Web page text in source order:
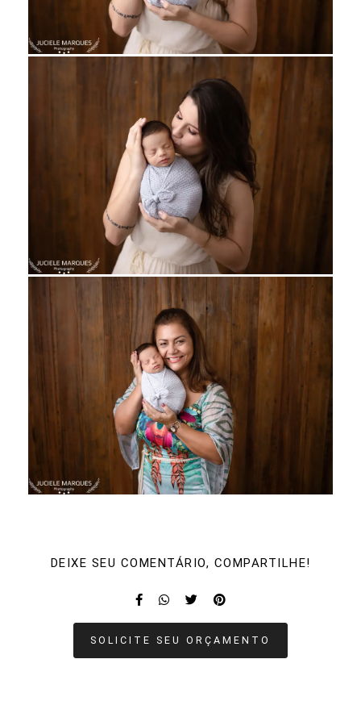
DEIXE SEU COMENTÁRIO, COMPARTILHE!
SOLICITE SEU ORÇAMENTO